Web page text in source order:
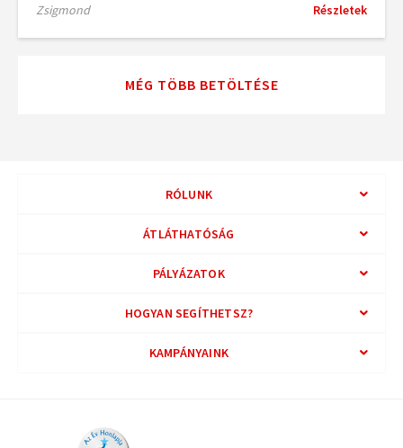
Zsigmond
Részletek
MÉG TÖBB BETÖLTÉSE
RÓLUNK
ÁTLÁTHATÓSÁG
PÁLYÁZATOK
HOGYAN SEGÍTHETSZ?
KAMPÁNYAINK